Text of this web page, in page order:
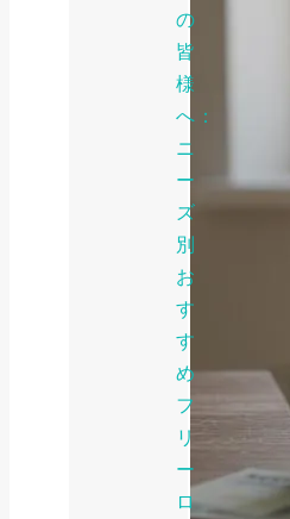
の
皆
様
へ：
ニ
ー
ズ
別
お
す
す
め
フ
リ
ー
ロ